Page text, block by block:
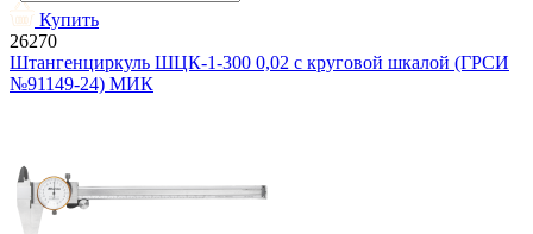
Купить
26270
Штангенциркуль ШЦК-1-300 0,02 с круговой шкалой (ГРСИ
№91149-24) МИК